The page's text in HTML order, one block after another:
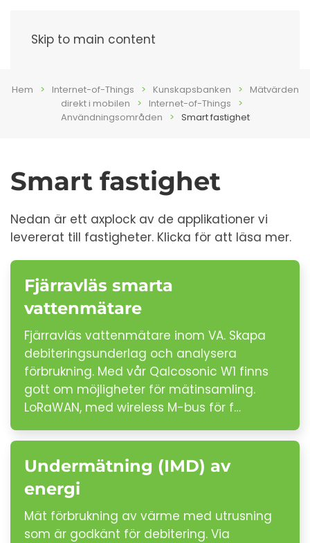
Skip to main content
Hem Internet-of-Things Kunskapsbanken
Mätvärden
direkt i mobilen
Internet-of-Things
Användningsområden
Smart fastighet
Smart fastighet
Nedan är ett axplock av de applikationer vi
levererat till fastigheter. Klicka för att läsa mer.
Fjärravläs smarta
vattenmätare
Fjärravläs vattenmätare inom VA. Skapa
debiteringsunderlag och analysera
förbrukning. Med vår Qalcosonic W1 finns
gott om möjligheter för mätinsamling.
LoRaWAN, med wireless M-bus för f…
Undermätning (IMD) av
energi
Mät förbrukning av värme med utrusning
som är godkänt för debitering. Via